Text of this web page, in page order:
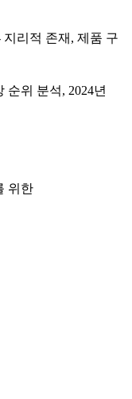
리적 존재, 제품 구
순위 분석, 2024년
위한